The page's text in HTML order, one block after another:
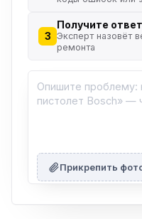
3
Получите
Эксперт назовёт
ремонта
Прикрепить